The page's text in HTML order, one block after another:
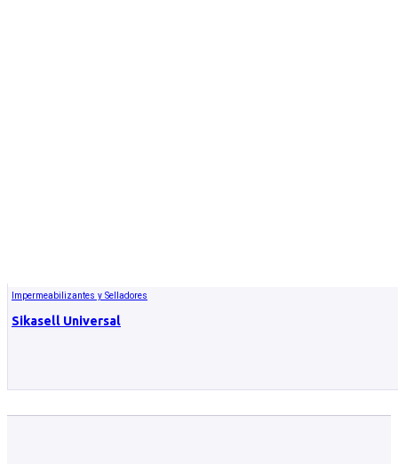
Impermeabilizantes y Selladores
Sikasell Universal